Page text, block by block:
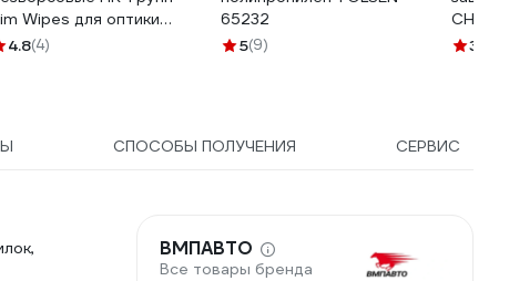
Wipes для оптики
280шт) 000629
4.8(4)
65232
5(9)
3.8
СПОСОБЫ ПОЛУЧЕНИЯ СЕРВИС
ВМПАВТО
Все товары бренда